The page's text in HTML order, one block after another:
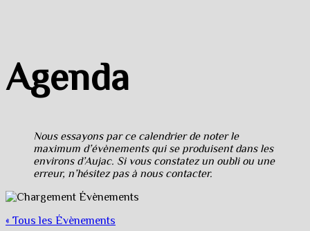
Agenda
Nous essayons par ce calendrier de noter le
maximum d’évènements qui se produisent dans les
environs d’Aujac. Si vous constatez un oubli ou une
erreur, n’hésitez pas à nous contacter.
« Tous les Évènements